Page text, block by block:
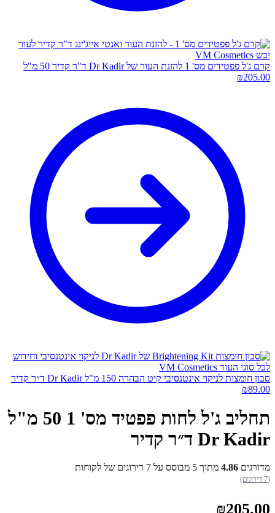
קרם ג'ל פפטידים מס' 1 להזנת העור של Dr Kadir ד"ר קדיר 50 מ"ל
₪205.00
סבון חומצות לניקוי אינטנסיבי קיט הבהרה 150 מ"ל Dr Kadir ד״ר קדיר
₪89.00
תחליב ג'ל לחות פפטיד מס' 1 50 מ"ל
Dr Kadir ד״ר קדיר
מדורגים 4.86 מתוך 5 מבוסס על 7 דירוגים של לקוחות
(7 דירוגים)
₪205.00